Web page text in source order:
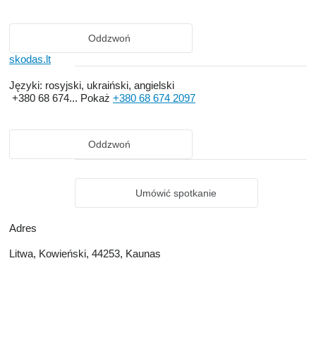
Oddzwoń
skodas.lt
Języki: rosyjski, ukraiński, angielski
+380 68 674... Pokaż +380 68 674 2097
Oddzwoń
Umówić spotkanie
Adres
Litwa, Kowieński, 44253, Kaunas